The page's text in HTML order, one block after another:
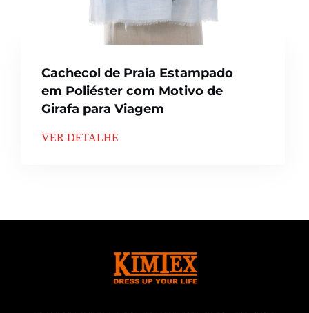
Cachecol de Praia Estampado
em Poliéster com Motivo de
Girafa para Viagem
VER DETALHE